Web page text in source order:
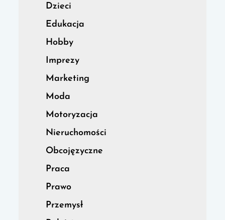
Dzieci
Edukacja
Hobby
Imprezy
Marketing
Moda
Motoryzacja
Nieruchomości
Obcojęzyczne
Praca
Prawo
Przemysł